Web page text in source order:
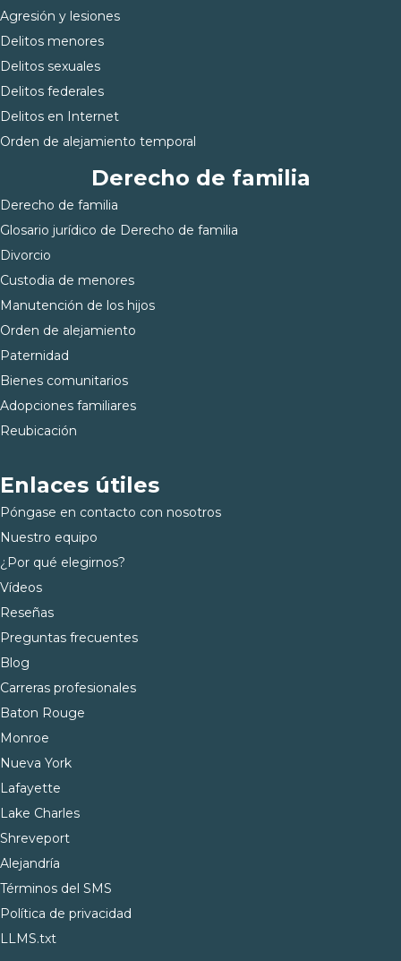
Agresión y lesiones
Delitos menores
Delitos sexuales
Delitos federales
Delitos en Internet
Orden de alejamiento temporal
Derecho de familia
Derecho de familia
Glosario jurídico de Derecho de familia
Divorcio
Custodia de menores
Manutención de los hijos
Orden de alejamiento
Paternidad
Bienes comunitarios
Adopciones familiares
Reubicación
Enlaces útiles
Póngase en contacto con nosotros
Nuestro equipo
¿Por qué elegirnos?
Vídeos
Reseñas
Preguntas frecuentes
Blog
Carreras profesionales
Baton Rouge
Monroe
Nueva York
Lafayette
Lake Charles
Shreveport
Alejandría
Términos del SMS
Política de privacidad
LLMS.txt